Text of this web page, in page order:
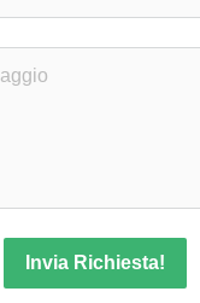
Invia Richiesta!